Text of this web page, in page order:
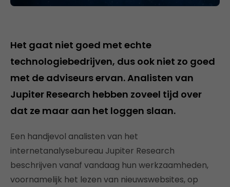
Het gaat niet goed met echte
technologiebedrijven, dus ook niet zo goed
met de adviseurs ervan. Analisten van
Jupiter Research hebben zoveel tijd over
dat ze maar aan het loggen slaan.
Een handjevol analisten van het
internetanalysebureau Jupiter Research
beschrijven vanaf vandaag hun werkzaamheden,
voornamelijk het lezen van nieuwswebsites, op